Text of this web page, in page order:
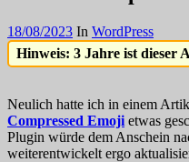
18/08/2023 In WordPress
Hinweis: 3 Jahre ist dieser
Neulich hatte ich in einem
Compressed Emoji etwas
Plugin würde dem Anschein
weiterentwickelt ergo